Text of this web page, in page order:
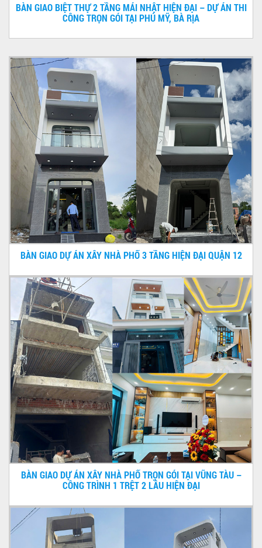
BÀN GIAO BIỆT THỰ 2 TẦNG MÁI NHẬT HIỆN ĐẠI – DỰ ÁN THI
CÔNG TRỌN GÓI TẠI PHÚ MỸ, BÀ RỊA
BÀN GIAO DỰ ÁN XÂY NHÀ PHỐ 3 TẦNG HIỆN ĐẠI QUẬN 12
BÀN GIAO DỰ ÁN XÂY NHÀ PHỐ TRỌN GÓI TẠI VŨNG TÀU –
CÔNG TRÌNH 1 TRỆT 2 LẦU HIỆN ĐẠI